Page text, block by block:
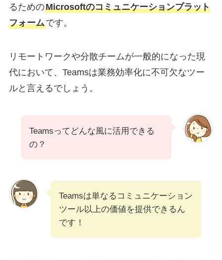
るためのMicrosoftのコミュニケーションプラット
フォームです。
リモートワークや分散チームが一般的になった現
代において、Teamsは業務効率化に不可欠なツー
ルと言えるでしょう。
Teamsってどんな風に活用できる
の？
Teamsは単なるコミュニケーション
ツール以上の価値を提供できるん
です！